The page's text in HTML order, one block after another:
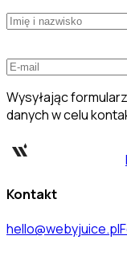
Wysyłając
danych w celu
Kontakt
hello@webyjuice.pl